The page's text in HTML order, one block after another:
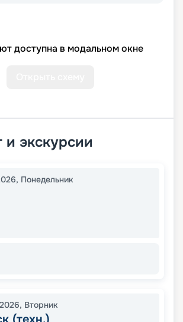
доступна в модальном окне
экскурсии
, Понедельник
, Вторник